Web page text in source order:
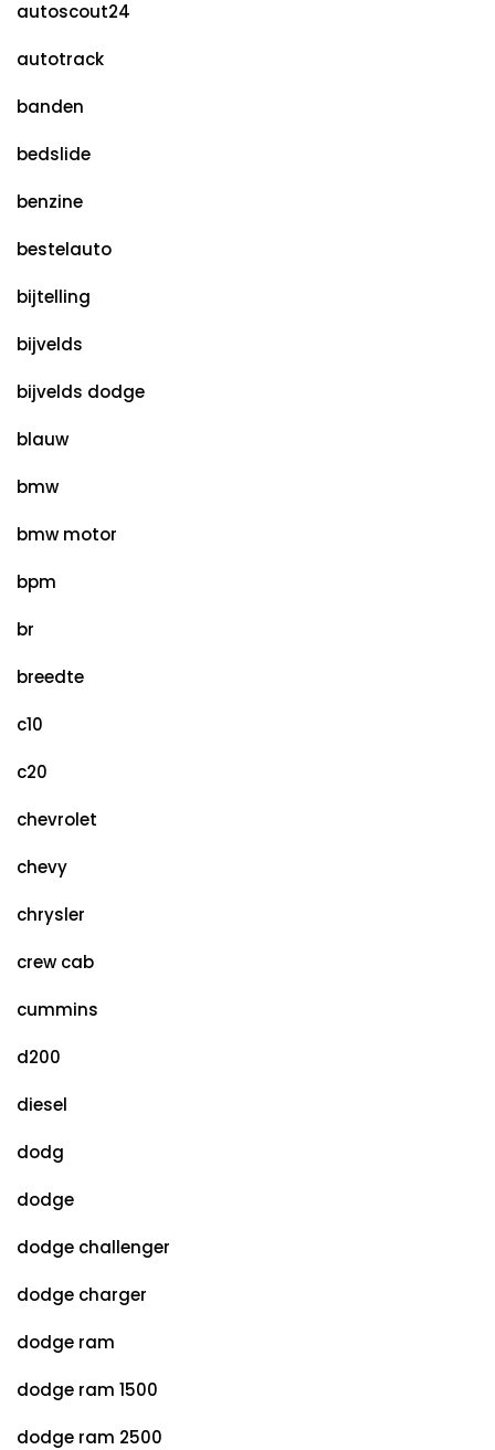
autoscout24
autotrack
banden
bedslide
benzine
bestelauto
bijtelling
bijvelds
bijvelds dodge
blauw
bmw
bmw motor
bpm
br
breedte
c10
c20
chevrolet
chevy
chrysler
crew cab
cummins
d200
diesel
dodg
dodge
dodge challenger
dodge charger
dodge ram
dodge ram 1500
dodge ram 2500